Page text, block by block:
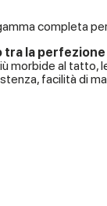
completa
la
morbide al tatto,
facilità di